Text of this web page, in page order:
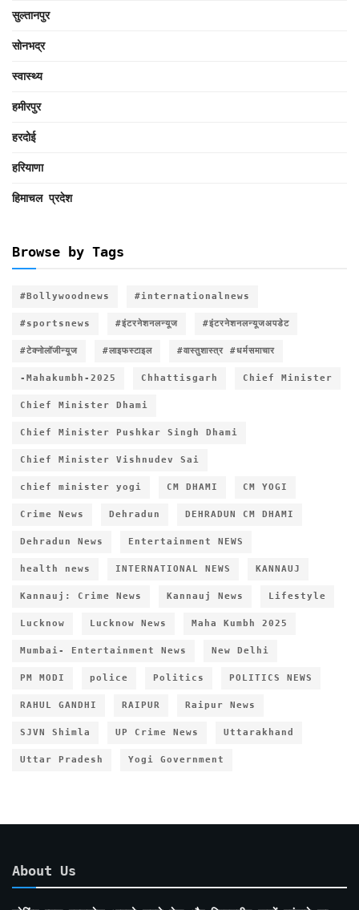
सुल्तानपुर
सोनभद्र
स्वास्थ्य
हमीरपुर
हरदोई
हरियाणा
हिमाचल प्रदेश
Browse by Tags
#Bollywoodnews #internationalnews
#sportsnews #इंटरनेशनलन्यूज #इंटरनेशनलन्यूजअपडेट
#टेक्नोलॉजीन्यूज #लाइफस्टाइल #वास्तुशास्त्र #धर्मसमाचार
-Mahakumbh-2025 Chhattisgarh Chief Minister
Chief Minister Dhami
Chief Minister Pushkar Singh Dhami
Chief Minister Vishnudev Sai
chief minister yogi CM DHAMI CM YOGI
Crime News Dehradun DEHRADUN CM DHAMI
Dehradun News Entertainment NEWS
health news INTERNATIONAL NEWS KANNAUJ
Kannauj: Crime News Kannauj News Lifestyle
Lucknow Lucknow News Maha Kumbh 2025
Mumbai- Entertainment News New Delhi
PM MODI police Politics POLITICS NEWS
RAHUL GANDHI RAIPUR Raipur News
SJVN Shimla UP Crime News Uttarakhand
Uttar Pradesh Yogi Government
About Us